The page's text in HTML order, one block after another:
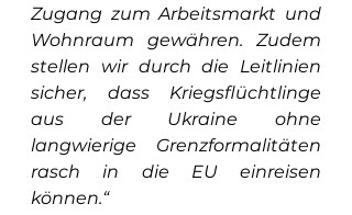
Zugang zum Arbeitsmarkt und
Wohnraum gewähren. Zudem
stellen wir durch die Leitlinien
sicher, dass Kriegsflüchtlinge
aus der Ukraine ohne
langwierige Grenzformalitäten
rasch in die EU einreisen
können.“